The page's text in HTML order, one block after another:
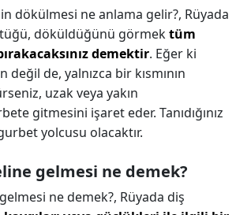
dökülmesi ne anlama gelir?, Rüyada
döküldüğünü görmektüm
demektir. Eğer ki
de, yalnızca bir kısmının
uzak veya yakın
gitmesini işaret eder. Tanıdığınız
yolcusu olacaktır.
gelmesi ne demek?
ne demek?, Rüyada diş